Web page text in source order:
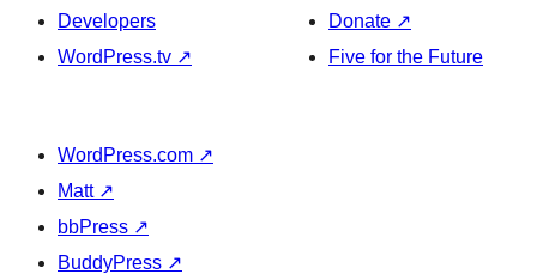
Developers
WordPress.tv ↗
Donate ↗
Five for the Future
WordPress.com ↗
Matt ↗
bbPress ↗
BuddyPress ↗